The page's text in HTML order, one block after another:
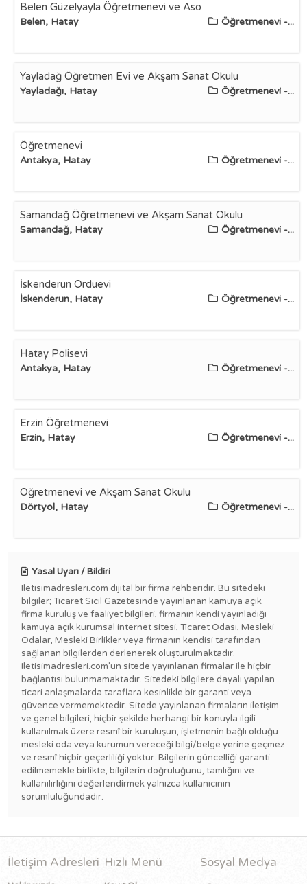
Belen Güzelyayla Öğretmenevi ve Aso
Belen, Hatay Öğretmenevi -...
Yayladağ Öğretmen Evi ve Akşam Sanat Okulu
Yayladağı, Hatay Öğretmenevi -...
Öğretmenevi
Antakya, Hatay Öğretmenevi -...
Samandağ Öğretmenevi ve Akşam Sanat Okulu
Samandağ, Hatay Öğretmenevi -...
İskenderun Orduevi
İskenderun, Hatay Öğretmenevi -...
Hatay Polisevi
Antakya, Hatay Öğretmenevi -...
Erzin Öğretmenevi
Erzin, Hatay Öğretmenevi -...
Öğretmenevi ve Akşam Sanat Okulu
Dörtyol, Hatay Öğretmenevi -...
Yasal Uyarı / Bildiri
Iletisimadresleri.com dijital bir firma rehberidir. Bu sitedeki
bilgiler; Ticaret Sicil Gazetesinde yayınlanan kamuya açık
firma kuruluş ve faaliyet bilgileri, firmanın kendi yayınladığı
kamuya açık kurumsal internet sitesi, Ticaret Odası, Mesleki
Odalar, Mesleki Birlikler veya firmanın kendisi tarafından
sağlanan bilgilerden derlenerek oluşturulmaktadır.
Iletisimadresleri.com'un sitede yayınlanan firmalar ile hiçbir
bağlantısı bulunmamaktadır. Sitedeki bilgilere dayalı yapılan
ticari anlaşmalarda taraflara kesinlikle bir garanti veya
güvence vermemektedir. Sitede yayınlanan firmaların iletişim
ve genel bilgileri, hiçbir şekilde herhangi bir konuyla ilgili
kullanılmak üzere resmî bir kuruluşun, işletmenin bağlı olduğu
mesleki oda veya kurumun vereceği bilgi/belge yerine geçmez
ve resmî hiçbir geçerliliği yoktur. Bilgilerin güncelliği garanti
edilmemekle birlikte, bilgilerin doğruluğunu, tamlığını ve
kullanılırlığını değerlendirmek yalnızca kullanıcının
sorumluluğundadır.
İletişim Adresleri Hızlı Menü Sosyal Medya